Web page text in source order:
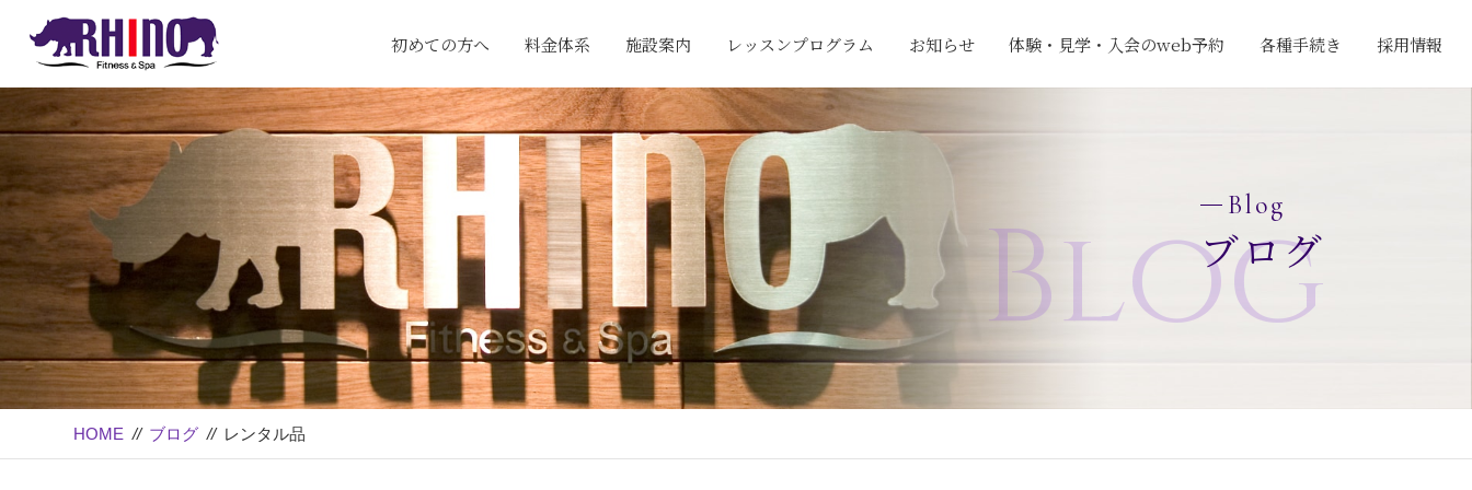
初めての方へ 料金体系 施設案内 レッスンプログラム お知らせ 体験・見学・入会のweb予約 各種手続き 採用情報
Blog
ブログ
Blog
HOME // ブログ // レンタル品